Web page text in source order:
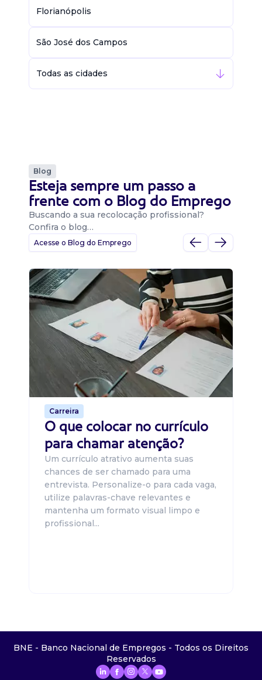
Florianópolis
São José dos Campos
Todas as cidades
Blog
Esteja sempre um passo a
frente com o Blog do Emprego
Buscando a sua recolocação profissional?
Confira o blog…
Acesse o Blog do Emprego
Carreira
O que colocar no currículo
para chamar atenção?
Um currículo atrativo aumenta suas
chances de ser chamado para uma
entrevista. Personalize-o para cada vaga,
utilize palavras-chave relevantes e
mantenha um formato visual limpo e
profissional...
BNE - Banco Nacional de Empregos - Todos os Direitos
Reservados